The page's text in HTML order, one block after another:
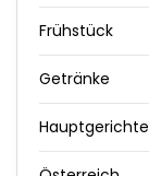
Frühstück
Getränke
Hauptgerichte